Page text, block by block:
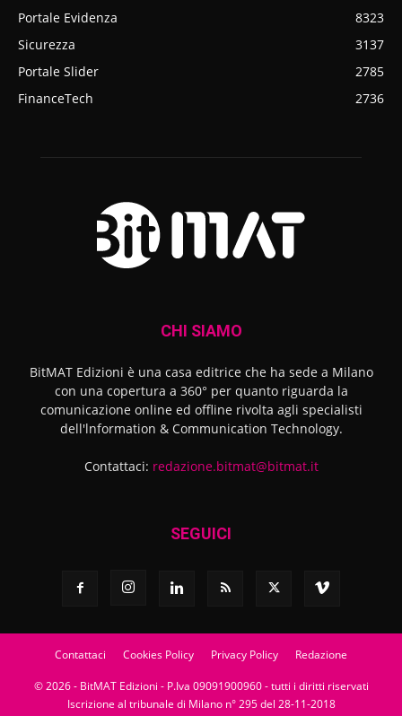
Portale Evidenza
8323
Sicurezza
3137
Portale Slider
2785
FinanceTech
2736
CHI SIAMO
BitMAT Edizioni è una casa editrice che ha sede a Milano
con una copertura a 360° per quanto riguarda la
comunicazione online ed offline rivolta agli specialisti
dell'lnformation & Communication Technology.
Contattaci: redazione.bitmat@bitmat.it
SEGUICI
Contattaci Cookies Policy Privacy Policy Redazione
© 2026 - BitMAT Edizioni - P.Iva 09091900960 - tutti i diritti riservati
Iscrizione al tribunale di Milano n° 295 del 28-11-2018